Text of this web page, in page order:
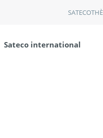
Sateco international